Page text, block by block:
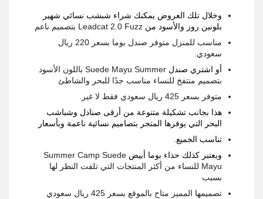
وخلال تلك العروض يمكنك شراء شبشب نسائي شهير
بلونين روز والأسود من Leadcat 2.0 Fuzz بتصميم ناعم
مناسب للمنزل متوفر صندل بوما بسعر 220 ريال
سعودي.
أو اشتري صندل Suede Mayu Summer باللون الأسود
بتصميم منتفخ للنساء مناسب جدًا للبحر والشاطئ
متوفر بسعر 425 ريال سعودي فقط لا غير .
هذا بجانب تشكيلة متنوعة من أرقى صنادل وشباشب
البحر التي يوفرها المتجر بتصاميم نسائية ناعمة وبأسعار
تناسب الجميع.
ويعتبر كذلك حذاء بوما أبيض Summer Camp Suede
Mayu للنساء من أكثر المنتجات التي تلفت النظر لها
بسبب
تصميمها المميز متاح بالموقع بسعر 425 ريال سعودي